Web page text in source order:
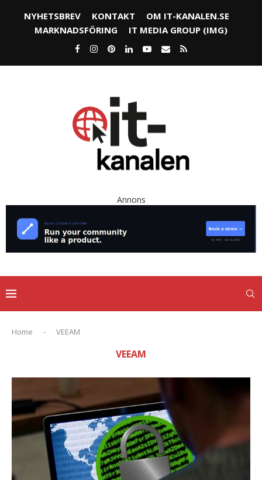
NYHETSBREV KONTAKT
OM IT-KANALEN.SE
MARKNADSFÖRING
IT MEDIA GROUP (IMG)
Annons
Home - VEEAM
VEEAM